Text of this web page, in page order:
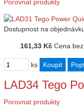
Porovnat produkty
Dostupnost na
161,33 Kč Cena
ks
LAD34 Tego
Porovnat produkty